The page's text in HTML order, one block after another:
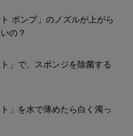
ポンプ」のノズルが上がら
の？
」で、スポンジを除菌する
」を水で薄めたら白く濁っ